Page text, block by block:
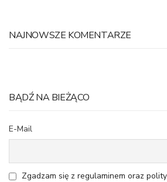
NAJNOWSZE KOMENTARZE
BĄDŹ NA BIEŻĄCO
E-Mail
Zgadzam się z regulaminem oraz